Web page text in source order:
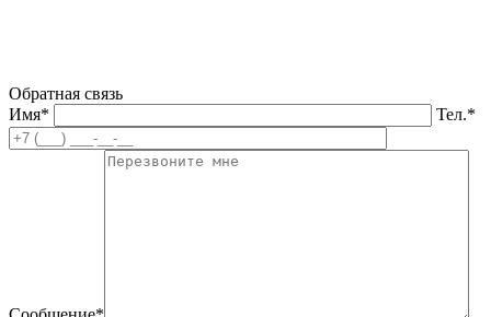
Обратная связь
Имя*
Тел.*